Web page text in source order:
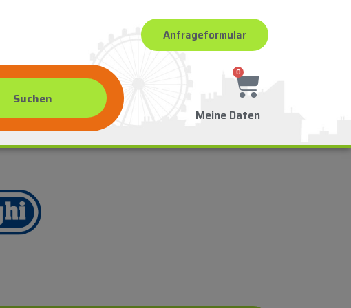
Anfrageformular
0
Meine Daten